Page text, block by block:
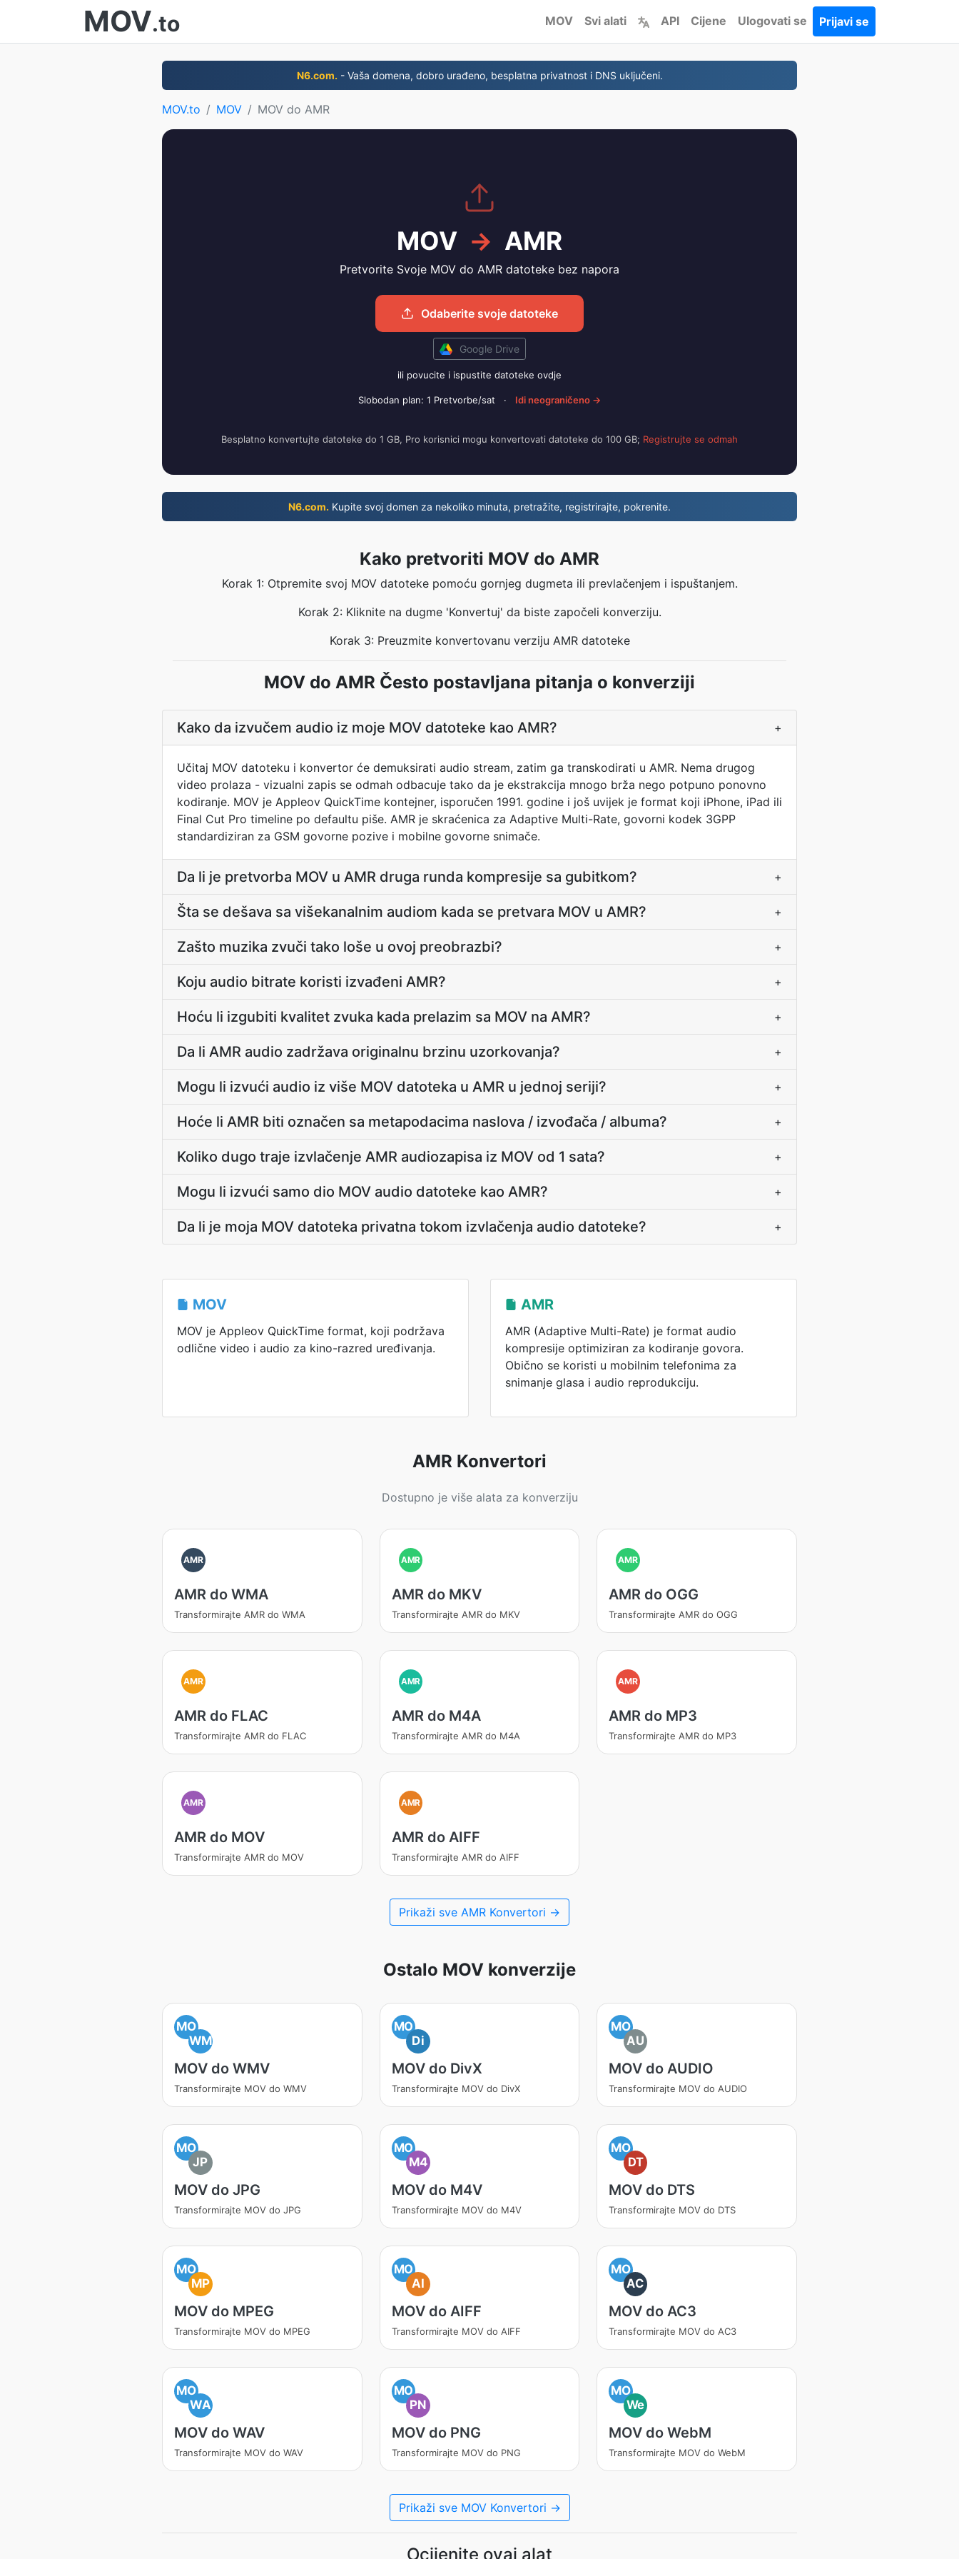
MOV.to MOV Svi alati API Cijene Ulogovati se Prijavi se
N6.com. - Vaša domena, dobro urađeno, besplatna privatnost i DNS uključeni.
MOV.to MOV MOV do AMR
MOV → AMR
Pretvorite Svoje MOV do AMR datoteke bez napora
Odaberite svoje datoteke
Google Drive
ili povucite i ispustite datoteke ovdje
Slobodan plan: 1 Pretvorbe/sat · Idi neograničeno →
Besplatno konvertujte datoteke do 1 GB, Pro korisnici mogu konvertovati datoteke do 100 GB; Registrujte se odmah
N6.com. Kupite svoj domen za nekoliko minuta, pretražite, registrirajte, pokrenite.
Kako pretvoriti MOV do AMR
Korak 1: Otpremite svoj MOV datoteke pomoću gornjeg dugmeta ili prevlačenjem i ispuštanjem.
Korak 2: Kliknite na dugme 'Konvertuj' da biste započeli konverziju.
Korak 3: Preuzmite konvertovanu verziju AMR datoteke
MOV do AMR Često postavljana pitanja o konverziji
Kako da izvučem audio iz moje MOV datoteke kao AMR? +
Učitaj MOV datoteku i konvertor će demuksirati audio stream, zatim ga transkodirati u AMR. Nema drugog
video prolaza - vizualni zapis se odmah odbacuje tako da je ekstrakcija mnogo brža nego potpuno ponovno
kodiranje. MOV je Appleov QuickTime kontejner, isporučen 1991. godine i još uvijek je format koji iPhone, iPad ili
Final Cut Pro timeline po defaultu piše. AMR je skraćenica za Adaptive Multi-Rate, govorni kodek 3GPP
standardiziran za GSM govorne pozive i mobilne govorne snimače.
Da li je pretvorba MOV u AMR druga runda kompresije sa gubitkom? +
Šta se dešava sa višekanalnim audiom kada se pretvara MOV u AMR? +
Zašto muzika zvuči tako loše u ovoj preobrazbi? +
Koju audio bitrate koristi izvađeni AMR? +
Hoću li izgubiti kvalitet zvuka kada prelazim sa MOV na AMR? +
Da li AMR audio zadržava originalnu brzinu uzorkovanja? +
Mogu li izvući audio iz više MOV datoteka u AMR u jednoj seriji? +
Hoće li AMR biti označen sa metapodacima naslova / izvođača / albuma? +
Koliko dugo traje izvlačenje AMR audiozapisa iz MOV od 1 sata? +
Mogu li izvući samo dio MOV audio datoteke kao AMR? +
Da li je moja MOV datoteka privatna tokom izvlačenja audio datoteke? +
MOV
MOV je Appleov QuickTime format, koji podržava
odlične video i audio za kino-razred uređivanja.
AMR
AMR (Adaptive Multi-Rate) je format audio
kompresije optimiziran za kodiranje govora.
Obično se koristi u mobilnim telefonima za
snimanje glasa i audio reprodukciju.
AMR Konvertori
Dostupno je više alata za konverziju
AMR
AMR do WMA
Transformirajte AMR do WMA
AMR
AMR do MKV
Transformirajte AMR do MKV
AMR
AMR do OGG
Transformirajte AMR do OGG
AMR
AMR do FLAC
Transformirajte AMR do FLAC
AMR
AMR do M4A
Transformirajte AMR do M4A
AMR
AMR do MP3
Transformirajte AMR do MP3
AMR
AMR do MOV
Transformirajte AMR do MOV
AMR
AMR do AIFF
Transformirajte AMR do AIFF
Prikaži sve AMR Konvertori →
Ostalo MOV konverzije
MO
WM
MOV do WMV
Transformirajte MOV do WMV
MO
Di
MOV do DivX
Transformirajte MOV do DivX
MO
AU
MOV do AUDIO
Transformirajte MOV do AUDIO
MO
JP
MOV do JPG
Transformirajte MOV do JPG
MO
M4
MOV do M4V
Transformirajte MOV do M4V
MO
DT
MOV do DTS
Transformirajte MOV do DTS
MO
MP
MOV do MPEG
Transformirajte MOV do MPEG
MO
AI
MOV do AIFF
Transformirajte MOV do AIFF
MO
AC
MOV do AC3
Transformirajte MOV do AC3
MO
WA
MOV do WAV
Transformirajte MOV do WAV
MO
PN
MOV do PNG
Transformirajte MOV do PNG
MO
We
MOV do WebM
Transformirajte MOV do WebM
Prikaži sve MOV Konvertori →
Ocijenite ovaj alat